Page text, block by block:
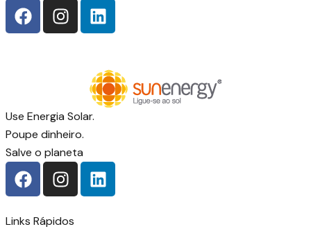
Use Energia Solar.
Poupe dinheiro.
Salve o planeta
Links Rápidos